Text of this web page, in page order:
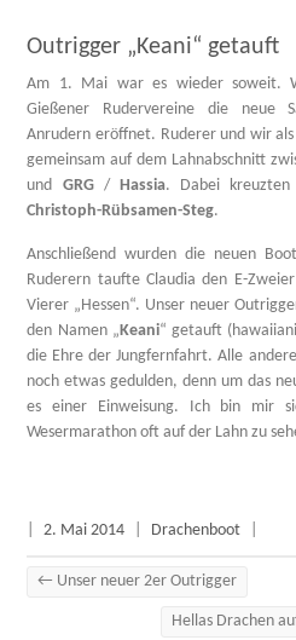
Outrigger „Keani“ getauft
Am 1. Mai war es wieder soweit.
Gießener Rudervereine die neue
Anrudern eröffnet. Ruderer und wir
gemeinsam auf dem Lahnabschnitt
und GRG/ Hassia. Dabei
Christoph-Rübsamen-Steg.
Anschließend wurden die neuen
Ruderern taufte Claudia den E-
Vierer „Hessen“. Unser neuer
den Namen „ Keani“ getauft
die Ehre der Jungfernfahrt. Alle
noch etwas gedulden, denn um das
es einer Einweisung. Ich bin mir
Wesermarathon oft auf der Lahn zu
2. Mai 2014 Drachenboot
← Unser neuer 2er Outrigger
Hellas Drachen